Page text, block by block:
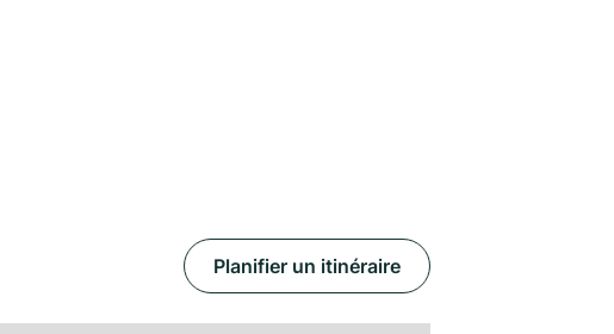
Planifier un itinéraire